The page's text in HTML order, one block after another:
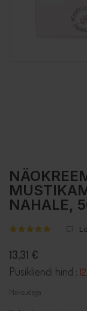
NAHALE,
13,31 €
Püsikliendi hind :
Maksudega